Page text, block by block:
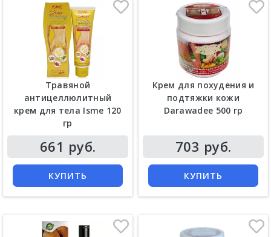
Травяной
антицеллюлитный
крем для тела Isme 120
гр
661 руб.
КУПИТЬ
Крем для похудения и
подтяжки кожи
Darawadee 500 гр
703 руб.
КУПИТЬ